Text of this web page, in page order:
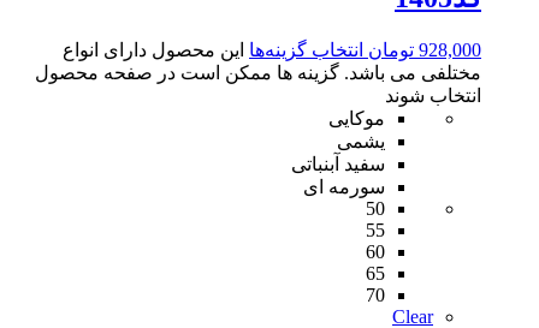
928,000 تومان انتخاب گزینه‌ها این محصول دارای انواع
مختلفی می باشد. گزینه ها ممکن است در صفحه محصول
انتخاب شوند
موکایی
یشمی
سفید آبنباتی
سورمه ای
50
55
60
65
70
Clear